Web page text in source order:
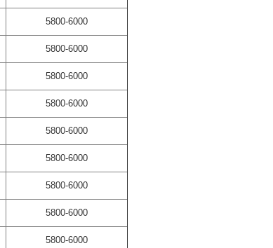
5800-6000
5800-6000
5800-6000
5800-6000
5800-6000
5800-6000
5800-6000
5800-6000
5800-6000